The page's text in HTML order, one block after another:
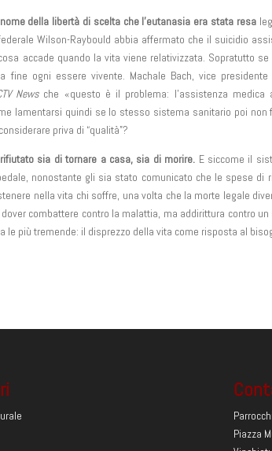
della libertà di scelta che l’eutanasia era stata resa
Wilson-Raybould abbia affermato che il suicidio
accade quando la vita viene relativizzata. Sopratutto
fine ogni essere vivente. Machale Bach, vice
Newsche «questo è il problema: l’assistenza
lamentarsi quindi se lo stesso sistema sanitario poi
priva di “qualità”?
sia di tornare a casa, sia di morire. E siccome il
nonostante gli sia stato comunicato che le spese di
nella vita chi soffre, una volta che la morte legale
combattere contro la malattia, ma addirittura contro
le più tremende: il disprezzo della vita come risposta al
Piazza